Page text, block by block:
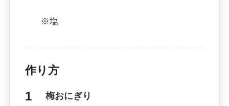
※塩
作り方
梅おにぎり